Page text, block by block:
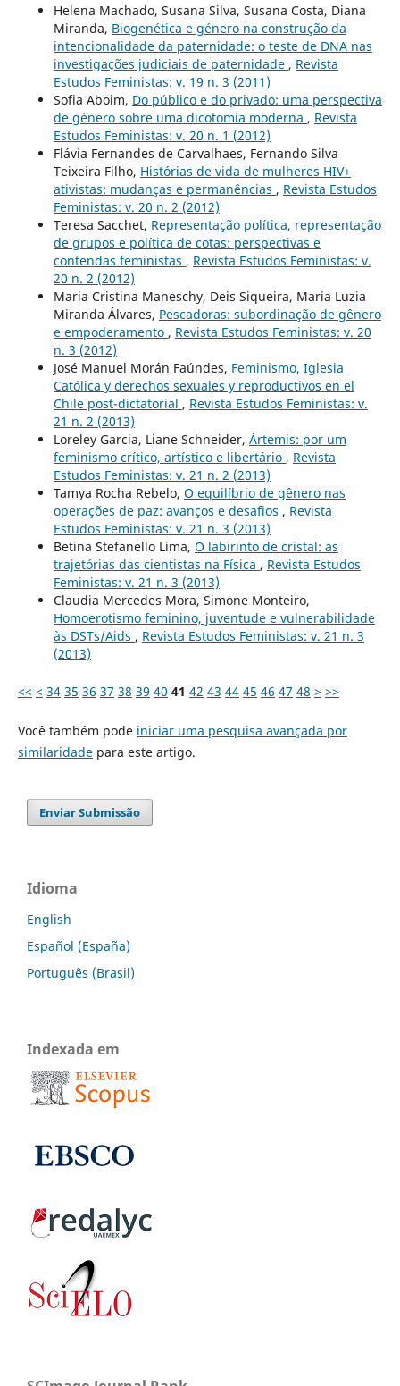
Helena Machado, Susana Silva, Susana Costa, Diana
Miranda, Biogenética e género na construção da
intencionalidade da paternidade: o teste de DNA nas
investigações judiciais de paternidade , Revista
Estudos Feministas: v. 19 n. 3 (2011)
Sofia Aboim, Do público e do privado: uma perspectiva
de género sobre uma dicotomia moderna , Revista
Estudos Feministas: v. 20 n. 1 (2012)
Flávia Fernandes de Carvalhaes, Fernando Silva
Teixeira Filho, Histórias de vida de mulheres HIV+
ativistas: mudanças e permanências , Revista Estudos
Feministas: v. 20 n. 2 (2012)
Teresa Sacchet, Representação política, representação
de grupos e política de cotas: perspectivas e
contendas feministas , Revista Estudos Feministas: v.
20 n. 2 (2012)
Maria Cristina Maneschy, Deis Siqueira, Maria Luzia
Miranda Álvares, Pescadoras: subordinação de gênero
e empoderamento , Revista Estudos Feministas: v. 20
n. 3 (2012)
José Manuel Morán Faúndes, Feminismo, Iglesia
Católica y derechos sexuales y reproductivos en el
Chile post-dictatorial , Revista Estudos Feministas: v.
21 n. 2 (2013)
Loreley Garcia, Liane Schneider, Ártemis: por um
feminismo crítico, artístico e libertário , Revista
Estudos Feministas: v. 21 n. 2 (2013)
Tamya Rocha Rebelo, O equilíbrio de gênero nas
operações de paz: avanços e desafios , Revista
Estudos Feministas: v. 21 n. 3 (2013)
Betina Stefanello Lima, O labirinto de cristal: as
trajetórias das cientistas na Física , Revista Estudos
Feministas: v. 21 n. 3 (2013)
Claudia Mercedes Mora, Simone Monteiro,
Homoerotismo feminino, juventude e vulnerabilidade
às DSTs/Aids , Revista Estudos Feministas: v. 21 n. 3
(2013)
<< < 34 35 36 37 38 39 40 41 42 43 44 45 46 47 48 > >>
Você também pode iniciar uma pesquisa avançada por
similaridadepara este artigo.
Enviar Submissão
Idioma
English
Español (España)
Português (Brasil)
Indexada em